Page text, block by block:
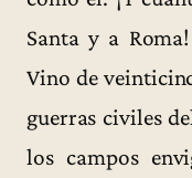
Santa y a
Vino de
guerras civiles
los campos